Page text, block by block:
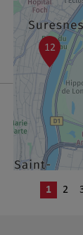
12
1 2